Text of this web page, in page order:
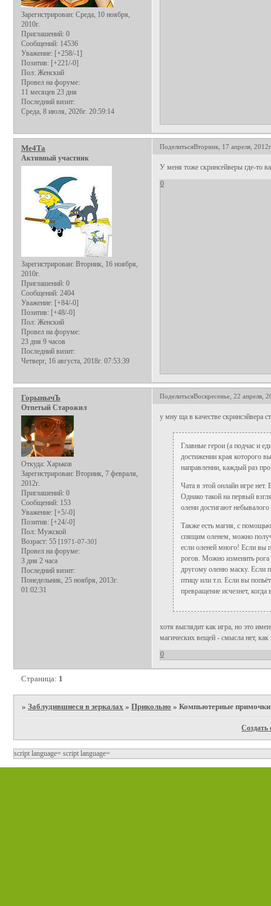
Зарегистрирован: Среда, 10 ноября,
2010г.
Приглашений: 0
Сообщений: 14536
Уважение: [+258/-1]
Позитив: [+221/-0]
Пол: Женский
Провел на форуме:
11 месяцев 23 дня
Последний визит:
Среда, 8 июля, 2026г. 20:59:14
ПоделитьсяВторник, 17 апреля,
Me4Ta
Активный участник
Зарегистрирован: Вторник, 16 ноября,
2010г.
Приглашений: 0
Сообщений: 2404
Уважение: [+84/-0]
Позитив: [+48/-0]
Пол: Женский
Провел на форуме:
23 дня 9 часов
Последний визит:
Четверг, 16 августа, 2018г. 07:53:39
У меня тоже скринсейверы где-то
0
ПоделитьсяВоскресенье, 22 апреля,
ГорынычЪ
Отпетый Старожил
Откуда: Харьков
Зарегистрирован: Вторник, 7 февраля,
2012г.
Приглашений: 0
Сообщений: 153
Уважение: [+5/-0]
Позитив: [+24/-0]
Пол: Мужской
Возраст: 55 [1971-07-30]
Провел на форуме:
3 дня 2 часа
Последний визит:
Понедельник, 25 ноября, 2013г.
01:02:31
у мну ща в качестве скринсэйвера
Главные герои (а подчас и
достижении края которого
направлении, каждый раз
Чата в этой онлайн игре
Однако такой на первый
олени достигают
Также есть магия, с
спящим оленем, можно
если оленей много! Если вы
рогов. Можно изменить рога
другому оленю маску. Если
птицу или т.п. Если вы
превращение исчезнет,
хотя выглядит как игра, но это
магических вещей - смысла нет,
0
Страница: 1
»Заблудившиеся в зеркалах »Прикольно »Компьютерные примочки
Создать
script language= script language=